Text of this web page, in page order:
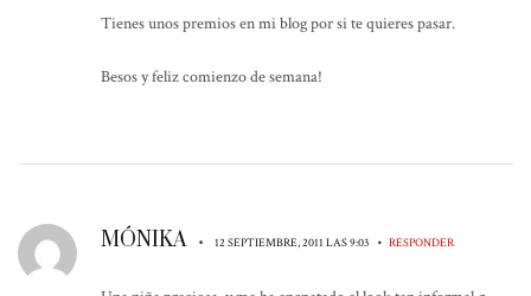
Tienes unos premios en mi blog por si te quieres pasar.
Besos y feliz comienzo de semana!
MÓNIKA • 12 SEPTIEMBRE, 2011 LAS 9:03 • RESPONDER